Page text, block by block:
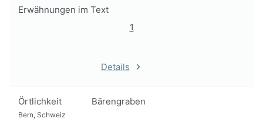
Erwähnungen im Text
1
Details
Örtlichkeit Bärengraben
Bern, Schweiz